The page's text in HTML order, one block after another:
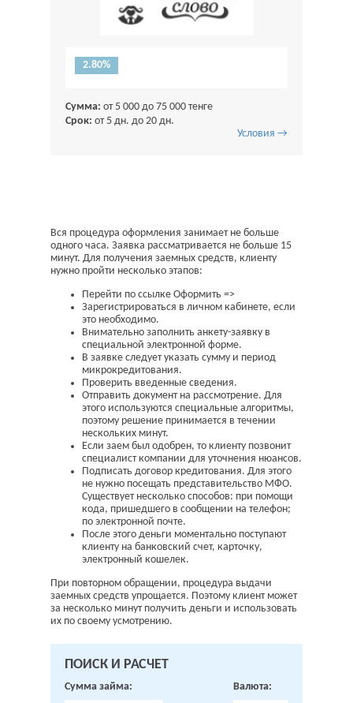
2.80%
Сумма: от 5 000 до 75 000 тенге
Срок: от 5 дн. до 20 дн.
Условия →
Вся процедура оформления занимает не больше
одного часа. Заявка рассматривается не больше 15
минут. Для получения заемных средств, клиенту
нужно пройти несколько этапов:
Перейти по ссылке Оформить =>
Зарегистрироваться в личном кабинете, если
это необходимо.
Внимательно заполнить анкету-заявку в
специальной электронной форме.
В заявке следует указать сумму и период
микрокредитования.
Проверить введенные сведения.
Отправить документ на рассмотрение. Для
этого используются специальные алгоритмы,
поэтому решение принимается в течении
нескольких минут.
Если заем был одобрен, то клиенту позвонит
специалист компании для уточнения нюансов.
Подписать договор кредитования. Для этого
не нужно посещать представительство МФО.
Существует несколько способов: при помощи
кода, пришедшего в сообщении на телефон;
по электронной почте.
После этого деньги моментально поступают
клиенту на банковский счет, карточку,
электронный кошелек.
При повторном обращении, процедура выдачи
заемных средств упрощается. Поэтому клиент может
за несколько минут получить деньги и использовать
их по своему усмотрению.
ПОИСК И РАСЧЕТ
Сумма займа:
Валюта: